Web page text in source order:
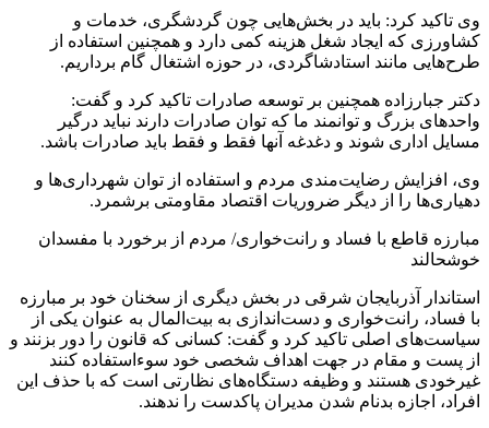
وی تاکید کرد: باید در بخش‌هایی چون گردشگری، خدمات و
کشاورزی که ایجاد شغل هزینه کمی دارد و همچنین استفاده از
طرح‌هایی مانند استادشاگردی، در حوزه اشتغال گام برداریم.
دکتر جبارزاده همچنین بر توسعه صادرات تاکید کرد و گفت:
واحدهای بزرگ و توانمند ما که توان صادرات دارند نباید درگیر
مسایل اداری شوند و دغدغه آنها فقط و فقط باید صادرات باشد.
وی، افزایش رضایت‌مندی مردم و استفاده از توان شهرداری‌ها و
دهیاری‌ها را از دیگر ضروریات اقتصاد مقاومتی برشمرد.
مبارزه قاطع با فساد و رانت‌خواری/ مردم از برخورد با مفسدان
خوشحالند
استاندار آذربایجان شرقی در بخش دیگری از سخنان خود بر مبارزه
با فساد، رانت‌خواری و دست‌اندازی به بیت‌المال به عنوان یکی از
سیاست‌های اصلی تاکید کرد و گفت: کسانی که قانون را دور بزنند و
از پست و مقام در جهت اهداف شخصی خود سوءاستفاده کنند
غیرخودی هستند و وظیفه دستگاه‌های نظارتی است که با حذف این
افراد، اجازه بدنام شدن مدیران پاکدست را ندهند.